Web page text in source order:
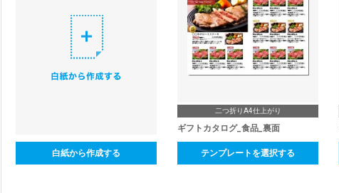
白紙から作成する
二つ折りA4仕上がり
ギフトカタログ_食品_裏面
テンプレートを選択する